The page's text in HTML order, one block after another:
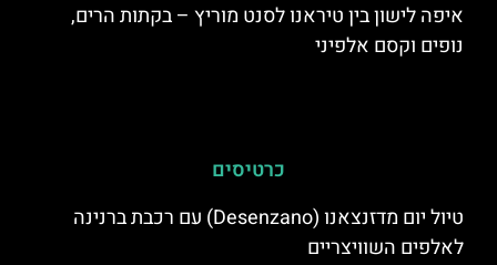
איפה לישון בין טיראנו לסנט מוריץ – בקתות הרים,
נופים וקסם אלפיני
כרטיסים
טיול יום מדזנצאנו (Desenzano) עם רכבת ברנינה
לאלפים השוויצריים